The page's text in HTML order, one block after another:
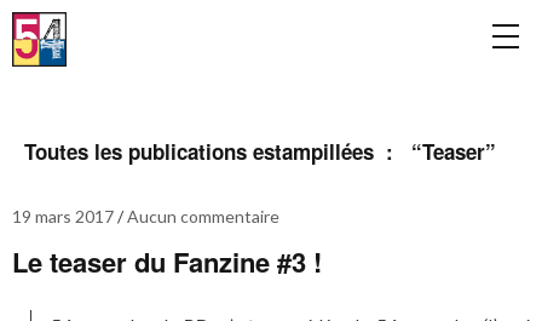
Toutes les publications estampillées : “Teaser”
19 mars 2017 Aucun commentaire
Le teaser du Fanzine #3 !